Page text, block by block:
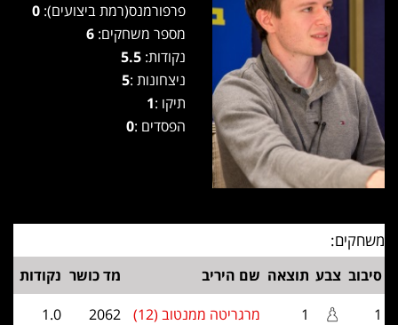
פרפורמנס(רמת ביצועים):
מספר משחקים:
נקודות: 5.5
ניצחונות :5
תיקו :1
הפסדים :0
משחקים:
סיבוב צבע תוצאה שם היריב מד כושר נקודות
1
1 מרגריטה ממנטוב (12) 2062
1.0